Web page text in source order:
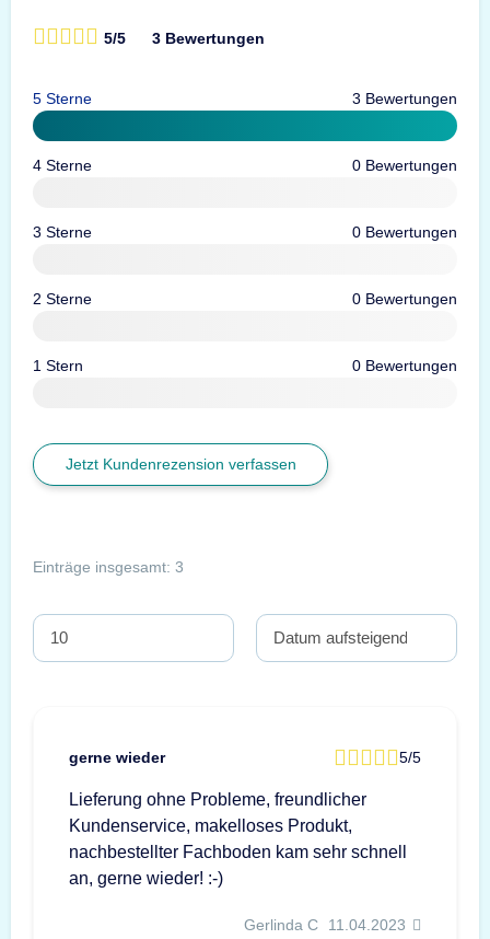
5/5 3 Bewertungen
5 Sterne 3 Bewertungen
4 Sterne 0 Bewertungen
3 Sterne 0 Bewertungen
2 Sterne 0 Bewertungen
1 Stern 0 Bewertungen
Jetzt Kundenrezension verfassen
Einträge insgesamt: 3
gerne wieder 5/5
Lieferung ohne Probleme, freundlicher
Kundenservice, makelloses Produkt,
nachbestellter Fachboden kam sehr schnell
an, gerne wieder! :-)
Gerlinda C 11.04.2023